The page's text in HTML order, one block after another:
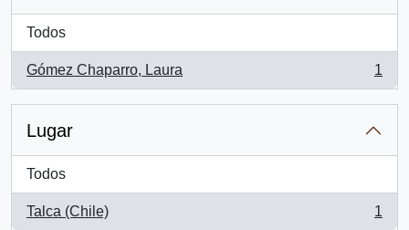
Todos
Gómez Chaparro, Laura
, 1 resultados
1
Lugar
Todos
Talca (Chile)
, 1 resultados
1